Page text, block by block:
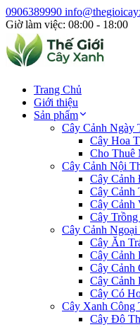
0906389990
Giờ làm việc: 08:00 - 18:00
Trang Chủ
Giới thiệu
Sản phẩm
Cây Cảnh Ngày
Cây Hoa
Cho Thuê
Cây Cảnh Nội
Cây Cảnh
Cây Cảnh
Cây Cảnh
Cây
Cây Cảnh Ngoại
Cây Ăn
Cây Cảnh
Cây Cảnh
Cây Cảnh
Cây Có
Cây Xanh Công
Cây Đô